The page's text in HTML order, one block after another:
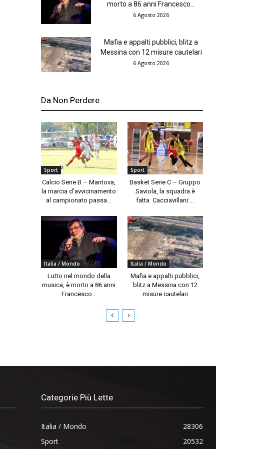
morto a 86 anni Francesco...
6 Agosto 2026
Mafia e appalti pubblici, blitz a
Messina con 12 misure cautelari
6 Agosto 2026
Da Non Perdere
Sport
Calcio Serie B – Mantova,
la marcia d’avvicinamento
al campionato passa...
Sport
Basket Serie C – Gruppo
Saviola, la squadra è
fatta. Cacciavillani:...
Italia / Mondo
Lutto nel mondo della
musica, è morto a 86 anni
Francesco...
Italia / Mondo
Mafia e appalti pubblici,
blitz a Messina con 12
misure cautelari
Categorie Più Lette
Italia / Mondo
28306
Sport
20532